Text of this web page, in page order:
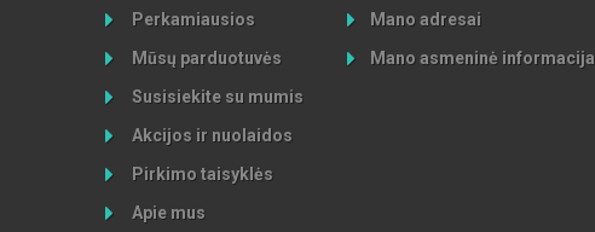
Perkamiausios
Mūsų parduotuvės
Susisiekite su mumis
Akcijos ir nuolaidos
Pirkimo taisyklės
Apie mus
Mano adresai
Mano asmeninė informacija